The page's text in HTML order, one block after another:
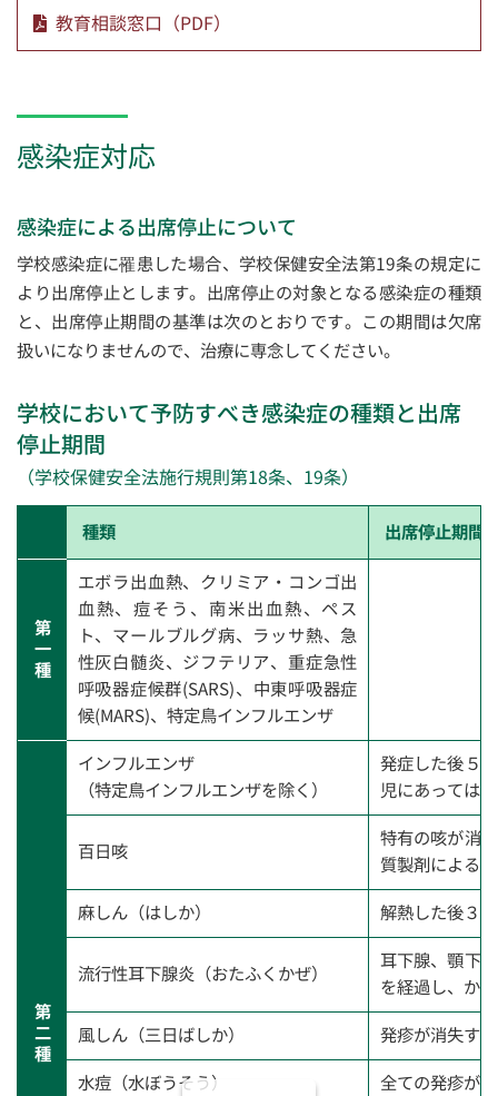
教育相談窓口（PDF）
感染症対応
感染症による出席停止について
学校感染症に罹患した場合、学校保健安全法第19条の規定に
より出席停止とします。出席停止の対象となる感染症の種類
と、出席停止期間の基準は次のとおりです。この期間は欠席
扱いになりませんので、治療に専念してください。
学校において予防すべき感染症の種類と出席
停止期間
（学校保健安全法施行規則第18条、19条）
種類 出席停止期間
第
一
種
エボラ出血熱、クリミア・コンゴ出
血熱、痘そう、南米出血熱、ペス
ト、マールブルグ病、ラッサ熱、急
性灰白髄炎、ジフテリア、重症急性
呼吸器症候群(SARS)、中東呼吸器症
候(MARS)、特定鳥インフルエンザ
第
二
種
インフルエンザ
（特定鳥インフルエンザを除く）
発症した後５
児にあっては
百日咳
特有の咳が消
質製剤による
麻しん（はしか） 解熱した後３
流行性耳下腺炎（おたふくかぜ）
耳下腺、顎下
を経過し、か
風しん（三日ばしか） 発疹が消失す
水痘（水ぼうそう） 全ての発疹が